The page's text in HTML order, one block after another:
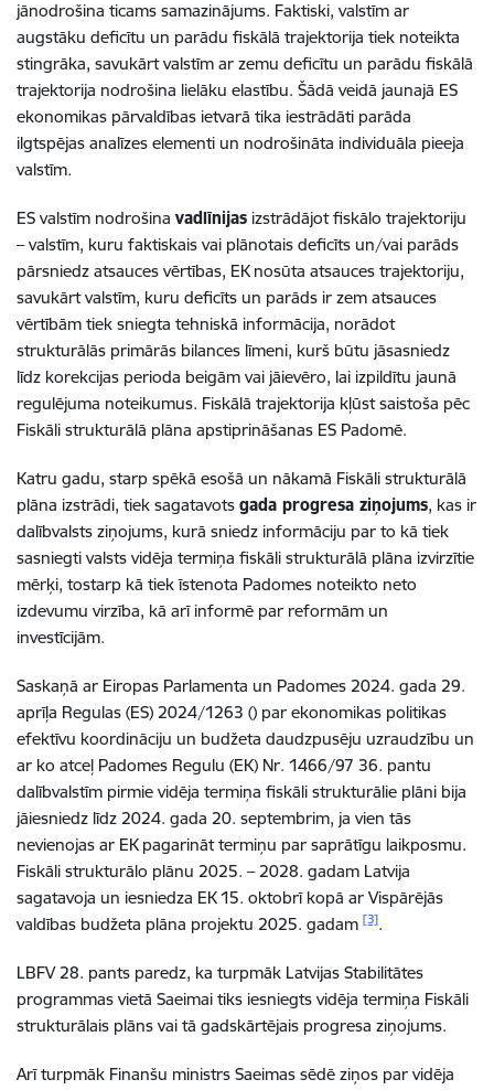
jānodrošina ticams samazinājums. Faktiski, valstīm ar
augstāku deficītu un parādu fiskālā trajektorija tiek noteikta
stingrāka, savukārt valstīm ar zemu deficītu un parādu fiskālā
trajektorija nodrošina lielāku elastību. Šādā veidā jaunajā ES
ekonomikas pārvaldības ietvarā tika iestrādāti parāda
ilgtspējas analīzes elementi un nodrošināta individuāla pieeja
valstīm.
ES valstīm nodrošina vadlīnijas izstrādājot fiskālo trajektoriju
– valstīm, kuru faktiskais vai plānotais deficīts un/vai parāds
pārsniedz atsauces vērtības, EK nosūta atsauces trajektoriju,
savukārt valstīm, kuru deficīts un parāds ir zem atsauces
vērtībām tiek sniegta tehniskā informācija, norādot
strukturālās primārās bilances līmeni, kurš būtu jāsasniedz
līdz korekcijas perioda beigām vai jāievēro, lai izpildītu jaunā
regulējuma noteikumus. Fiskālā trajektorija kļūst saistoša pēc
Fiskāli strukturālā plāna apstiprināšanas ES Padomē.
Katru gadu, starp spēkā esošā un nākamā Fiskāli strukturālā
plāna izstrādi, tiek sagatavots gada progresa ziņojums, kas ir
dalībvalsts ziņojums, kurā sniedz informāciju par to kā tiek
sasniegti valsts vidēja termiņa fiskāli strukturālā plāna izvirzītie
mērķi, tostarp kā tiek īstenota Padomes noteikto neto
izdevumu virzība, kā arī informē par reformām un
investīcijām.
Saskaņā ar Eiropas Parlamenta un Padomes 2024. gada 29.
aprīļa Regulas (ES) 2024/1263 () par ekonomikas politikas
efektīvu koordināciju un budžeta daudzpusēju uzraudzību un
ar ko atceļ Padomes Regulu (EK) Nr. 1466/97 36. pantu
dalībvalstīm pirmie vidēja termiņa fiskāli strukturālie plāni bija
jāiesniedz līdz 2024. gada 20. septembrim, ja vien tās
nevienojas ar EK pagarināt termiņu par saprātīgu laikposmu.
Fiskāli strukturālo plānu 2025. – 2028. gadam Latvija
sagatavoja un iesniedza EK 15. oktobrī kopā ar Vispārējās
valdības budžeta plāna projektu 2025. gadam [3].
LBFV 28. pants paredz, ka turpmāk Latvijas Stabilitātes
programmas vietā Saeimai tiks iesniegts vidēja termiņa Fiskāli
strukturālais plāns vai tā gadskārtējais progresa ziņojums.
Arī turpmāk Finanšu ministrs Saeimas sēdē ziņos par vidēja